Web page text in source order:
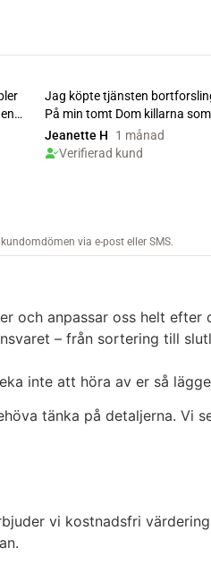
och anpassar oss helt efter
– från sortering till
inte att höra av er så
tänka på detaljerna. Vi
vi kostnadsfri